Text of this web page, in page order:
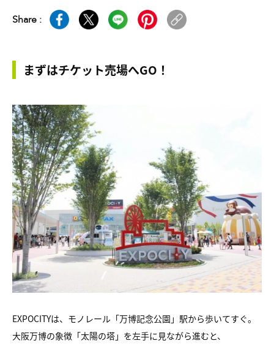
Share :
まずはチケット売場へGO！
EXPOCITYは、モノレール「万博記念公園」駅から歩いてすぐ。
大阪万博の象徴「太陽の塔」を左手に見ながら進むと、